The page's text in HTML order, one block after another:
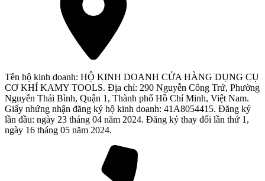
Tên hộ kinh doanh: HỘ KINH DOANH CỬA HÀNG DỤNG CỤ
CƠ KHÍ KAMY TOOLS. Địa chỉ: 290 Nguyễn Công Trứ, Phường
Nguyễn Thái Bình, Quận 1, Thành phố Hồ Chí Minh, Việt Nam.
Giấy nhứng nhận đăng ký hộ kinh doanh: 41A8054415. Đăng ký
lần đầu: ngày 23 tháng 04 năm 2024. Đăng ký thay đổi lần thứ 1,
ngày 16 tháng 05 năm 2024.